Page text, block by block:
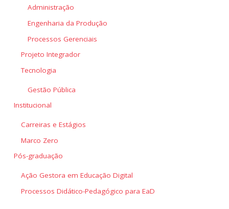
Administração
Engenharia da Produção
Processos Gerenciais
Projeto Integrador
Tecnologia
Gestão Pública
Institucional
Carreiras e Estágios
Marco Zero
Pós-graduação
Ação Gestora em Educação Digital
Processos Didático-Pedagógico para EaD